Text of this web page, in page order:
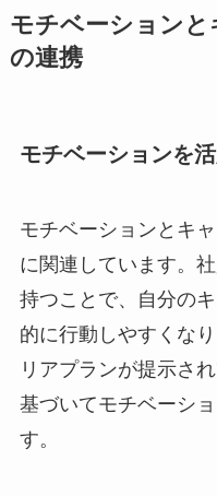
モチベーション
の連携
モチベーションを
モチベーションとキ
に関連しています。
持つことで、自分の
的に行動しやすくな
リアプランが提示さ
基づいてモチベーシ
す。